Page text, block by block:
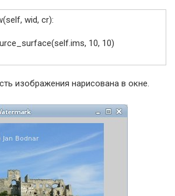
(self, wid, cr):
(self.ims, 10, 10)
изображения нарисована в окне.